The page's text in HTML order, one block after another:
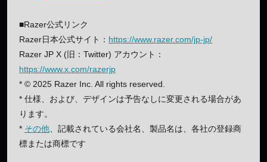
■Razer公式リンク
Razer日本公式サイト： https://www.razer.com/jp-jp/
Razer JP X (旧：Twitter) アカウント：
https://www.x.com/razerjp
* © 2025 Razer Inc. All rights reserved.
* 仕様、および、デザインは予告なしに変更される場合があ
ります。
* その他 、記載されている会社名、製品名は、各社の登録商
標または商標です